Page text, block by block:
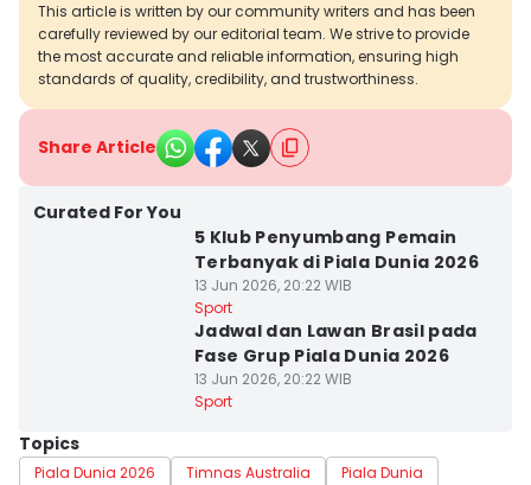
This article is written by our community writers and has been
carefully reviewed by our editorial team. We strive to provide
the most accurate and reliable information, ensuring high
standards of quality, credibility, and trustworthiness.
Share Article
Curated For You
5 Klub Penyumbang Pemain
Terbanyak di Piala Dunia 2026
13 Jun 2026, 20:22 WIB
Sport
Jadwal dan Lawan Brasil pada
Fase Grup Piala Dunia 2026
13 Jun 2026, 20:22 WIB
Sport
Topics
Piala Dunia 2026 Timnas Australia
Piala Dunia